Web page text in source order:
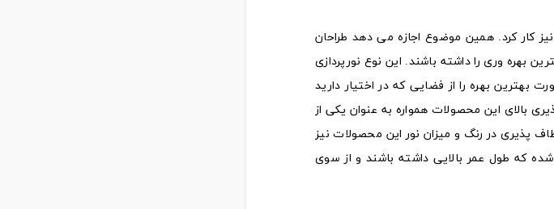
کار کرد. همین موضوع اجازه می دهد طراحان
بهره‌ وری را داشته باشند. این نوع نورپردازی
بهره را از فضایی که در اختیار دارید
بالای این محصولات همواره به عنوان یکی از
پذیری در رنگ و میزان نور این محصولات نیز
که طول عمر بالایی داشته باشند و از سوی